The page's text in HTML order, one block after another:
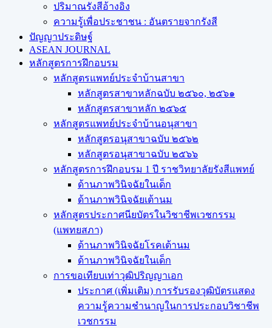
ปริมาณรังสีอ้างอิง
ความรู้เพื่อประชาชน : อันตรายจากรังสี
ปัญญาประดิษฐ์
ASEAN JOURNAL
หลักสูตรการฝึกอบรม
หลักสูตรแพทย์ประจำบ้านสาขา
หลักสูตรสาขาหลักฉบับ ๒๕๖๐, ๒๕๖๑
หลักสูตรสาขาหลัก ๒๕๖๕
หลักสูตรแพทย์ประจำบ้านอนุสาขา
หลักสูตรอนุสาขาฉบับ ๒๕๖๒
หลักสูตรอนุสาขาฉบับ ๒๕๖๖
หลักสูตรการฝึกอบรม 1 ปี ราชวิทยาลัยรังสีแพทย์
ด้านภาพวินิจฉัยในเด็ก
ด้านภาพวินิจฉัยเต้านม
หลักสูตรประกาศนียบัตรในวิชาชีพเวชกรรม
(แพทยสภา)
ด้านภาพวินิจฉัยโรคเต้านม
ด้านภาพวินิจฉัยในเด็ก
การขอเทียบเท่า​วุฒิปริญญา​เอก
ประกาศ (เพิ่มเติม) การรับรองวุฒิบัตรแสดง
ความรู้ความชำนาญในการประกอบวิชาชีพ
เวชกรรม